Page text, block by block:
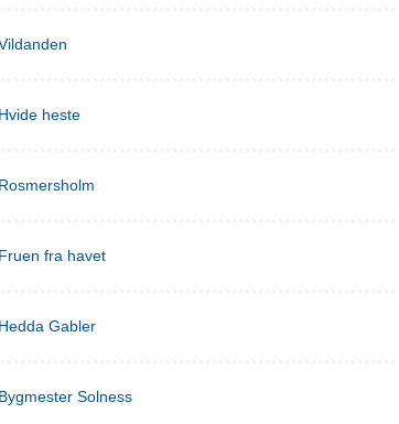
Hvide heste
Rosmersholm
Fruen fra havet
Hedda Gabler
Bygmester Solness